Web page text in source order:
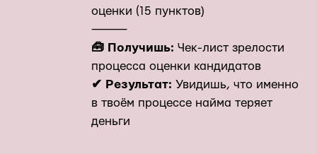
оценки (15 пунктов)
⸻
🧰 Получишь: Чек-лист зрелости
процесса оценки кандидатов
✔ Результат: Увидишь, что именно
в твоём процессе найма теряет
деньги